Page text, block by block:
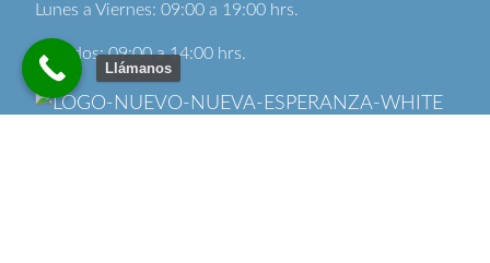
Lunes a Viernes: 09:00 a 19:00 hrs.
Sábados: 09:00 a 14:00 hrs.
Llámanos